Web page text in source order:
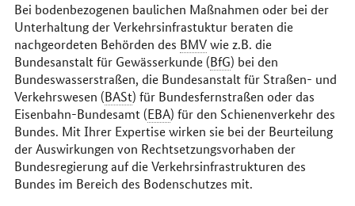
Bei bodenbezogenen baulichen Maßnahmen oder bei der
Unterhaltung der Verkehrsinfrastuktur beraten die
nachgeordeten Behörden des BMVwie z.B. die
Bundesanstalt für Gewässerkunde (BfG) bei den
Bundeswasserstraßen, die Bundesanstalt für Straßen- und
Verkehrswesen (BASt) für Bundesfernstraßen oder das
Eisenbahn-Bundesamt (EBA) für den Schienenverkehr des
Bundes. Mit Ihrer Expertise wirken sie bei der Beurteilung
der Auswirkungen von Rechtsetzungsvorhaben der
Bundesregierung auf die Verkehrsinfrastrukturen des
Bundes im Bereich des Bodenschutzes mit.